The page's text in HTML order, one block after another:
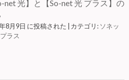
net 光】と【So-net 光 プラス】の
8月9日 に投稿された カテゴリ: ソネッ
プラス